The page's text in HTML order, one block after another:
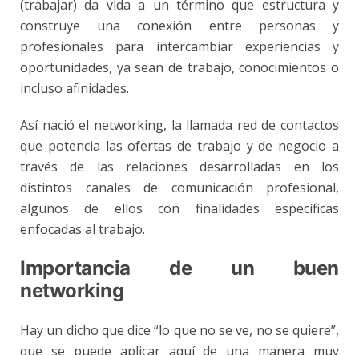
(trabajar) da vida a un término que estructura y
construye una conexión entre personas y
profesionales para intercambiar experiencias y
oportunidades, ya sean de trabajo, conocimientos o
incluso afinidades.
Así nació el networking, la llamada red de contactos
que potencia las ofertas de trabajo y de negocio a
través de las relacionesdesarrolladas en los
distintos canales de comunicación profesional,
algunos de ellos con finalidades específicas
enfocadas al trabajo.
Importancia de un buen
networking
Hay un dicho que dice “lo que no se ve, no se quiere”,
que se puede aplicar aquí de una manera muy